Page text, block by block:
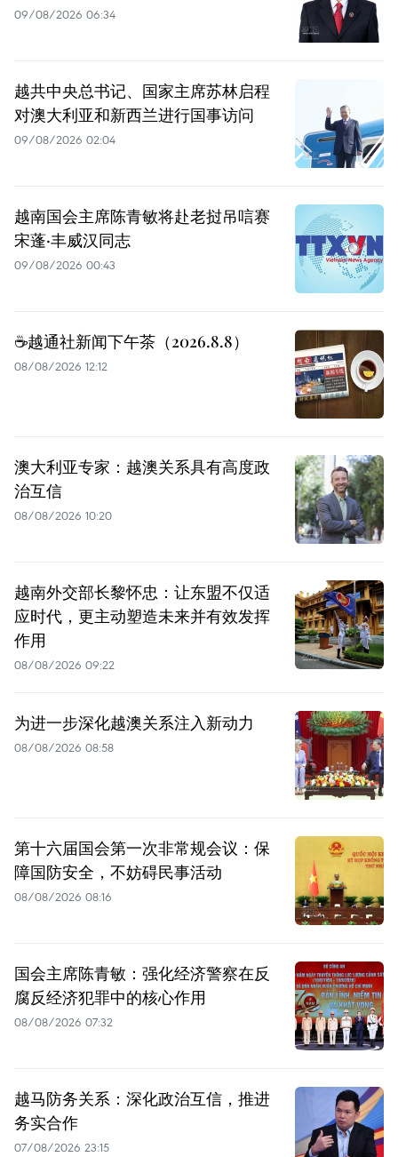
09/08/2026 06:34
越共中央总书记、国家主席苏林启程
对澳大利亚和新西兰进行国事访问
09/08/2026 02:04
越南国会主席陈青敏将赴老挝吊唁赛
宋蓬·丰威汉同志
09/08/2026 00:43
☕️越通社新闻下午茶（2026.8.8）
08/08/2026 12:12
澳大利亚专家：越澳关系具有高度政
治互信
08/08/2026 10:20
越南外交部长黎怀忠：让东盟不仅适
应时代，更主动塑造未来并有效发挥
作用
08/08/2026 09:22
为进一步深化越澳关系注入新动力
08/08/2026 08:58
第十六届国会第一次非常规会议：保
障国防安全，不妨碍民事活动
08/08/2026 08:16
国会主席陈青敏：强化经济警察在反
腐反经济犯罪中的核心作用
08/08/2026 07:32
越马防务关系：深化政治互信，推进
务实合作
07/08/2026 23:15